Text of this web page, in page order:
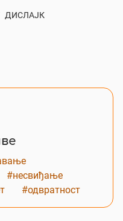
ДИСЛАЈК
#несвиђање
#одвратност